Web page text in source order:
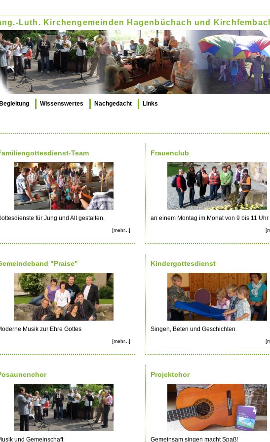
Luth. Kirchengemeinden Hagenbüchach und
Wissenswertes Nachgedacht Links
Team
für Jung und Alt gestalten.
[mehr...]
Frauenclub
an einem Montag im Monat von 9 bis 11 Uhr
"Praise"
Musik zur Ehre Gottes
[mehr...]
Kindergottesdienst
Singen, Beten und Geschichten
und Gemeinschaft
Projektchor
Gemeinsam singen macht Spaß!